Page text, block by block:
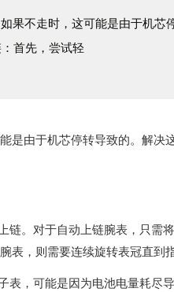
果不走时，这可能是由于机芯
首先，尝试轻
由于机芯停转导致的。解决
。对于自动上链腕表，只需将
表，则需要连续旋转表冠直到
，可能是因为电池电量耗尽